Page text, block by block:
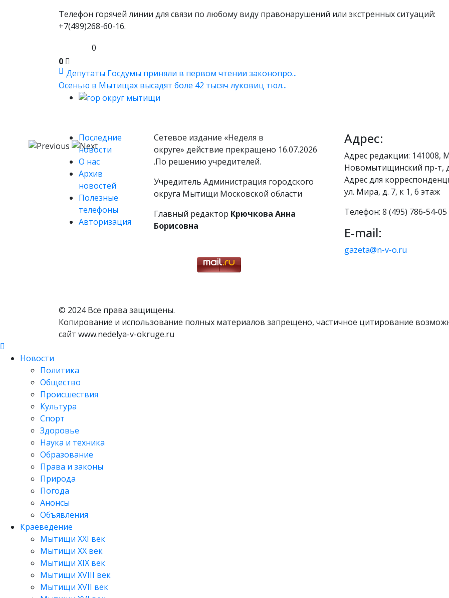
Телефон горячей линии для связи по любому виду правонарушений или экстренных ситуаций:
+7(499)268-60-16.
0
0
Депутаты Госдумы приняли в первом чтении законопро...
Осенью в Мытищах высадят боле 42 тысяч луковиц тюл...
Последние
новости
О нас
Архив
новостей
Полезные
телефоны
Авторизация
Сетевое издание «Неделя в
округе» действие прекращено 16.07.2026
.По решению учредителей.
Учредитель Администрация городского
округа Мытищи Московской области
Главный редактор Крючкова Анна
Борисовна
Адрес:
Адрес редакции: 141008,
Новомытищинский пр-т,
Адрес для
ул. Мира, д. 7, к 1, 6 этаж
Телефон: 8 (495) 786-54-05
E-mail:
gazeta@n-v-o.ru
© 2024 Все права защищены.
Копирование и использование полных материалов запрещено, частичное цитирование
сайт www.nedelya-v-okruge.ru
Новости
Политика
Общество
Происшествия
Культура
Спорт
Здоровье
Наука и техника
Образование
Права и законы
Природа
Погода
Анонсы
Объявления
Краеведение
Мытищи XXI век
Мытищи XX век
Мытищи XIX век
Мытищи XVIII век
Мытищи XVII век